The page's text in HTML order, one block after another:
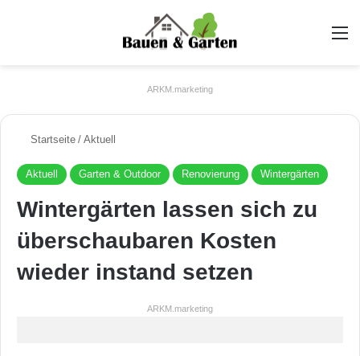
ARKM.marketing
Startseite / Aktuell
Aktuell Garten & Outdoor Renovierung Wintergärten
Wintergärten lassen sich zu
überschaubaren Kosten
wieder instand setzen
ARKM.marketing